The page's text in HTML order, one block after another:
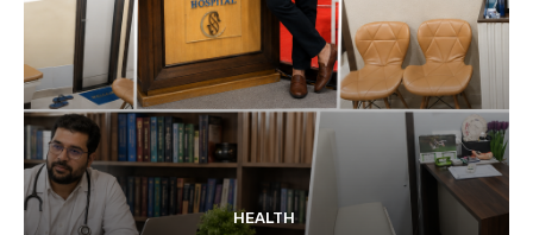
HEALTH